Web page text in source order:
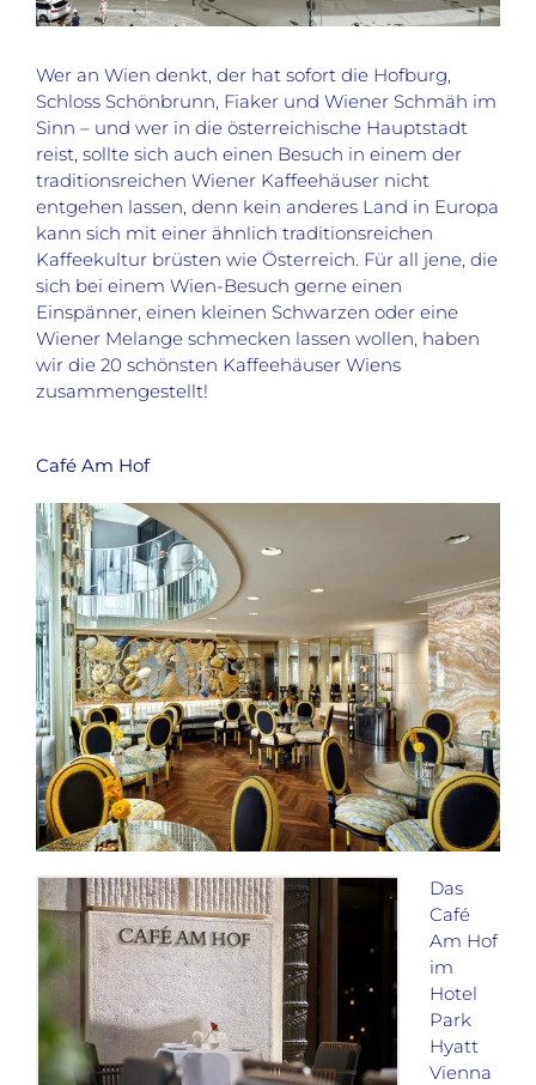
Wer an Wien denkt, der hat sofort die Hofburg,
Schloss Schönbrunn, Fiaker und Wiener Schmäh im
Sinn – und wer in die österreichische Hauptstadt
reist, sollte sich auch einen Besuch in einem der
traditionsreichen Wiener Kaffeehäuser nicht
entgehen lassen, denn kein anderes Land in Europa
kann sich mit einer ähnlich traditionsreichen
Kaffeekultur brüsten wie Österreich. Für all jene, die
sich bei einem Wien-Besuch gerne einen
Einspänner, einen kleinen Schwarzen oder eine
Wiener Melange schmecken lassen wollen, haben
wir die 20 schönsten Kaffeehäuser Wiens
zusammengestellt!
Café Am Hof
Das
Café
Am Hof
im
Hotel
Park
Hyatt
Vienna